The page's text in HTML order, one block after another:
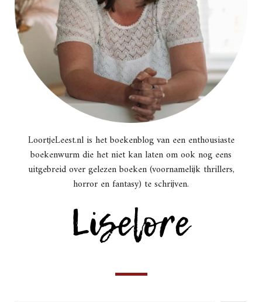
LoortjeLeest.nl is het boekenblog van een enthousiaste
boekenwurm die het niet kan laten om ook nog eens
uitgebreid over gelezen boeken (voornamelijk thrillers,
horror en fantasy) te schrijven.